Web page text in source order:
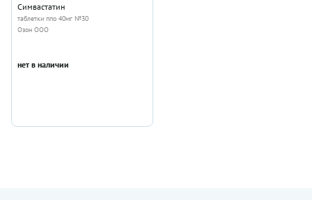
Симвастатин
таблетки ппо 40мг №30
Озон ООО
нет в наличии